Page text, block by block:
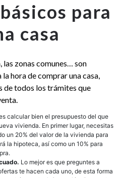
para
casa
zonas comunes… son
hora de comprar una casa,
de todos los trámites que
calcular bien el presupuesto del que
vivienda. En primer lugar, necesitas
un 20% del valor de la vivienda para
la hipoteca, así como un 10% para
Lo mejor es que preguntes a
te hacen cada uno, de esta forma